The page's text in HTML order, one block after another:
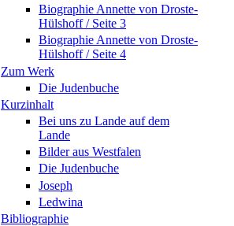
Biographie Annette von Droste-
Hülshoff / Seite 3
Biographie Annette von Droste-
Hülshoff / Seite 4
Zum Werk
Die Judenbuche
Kurzinhalt
Bei uns zu Lande auf dem
Lande
Bilder aus Westfalen
Die Judenbuche
Joseph
Ledwina
Bibliographie